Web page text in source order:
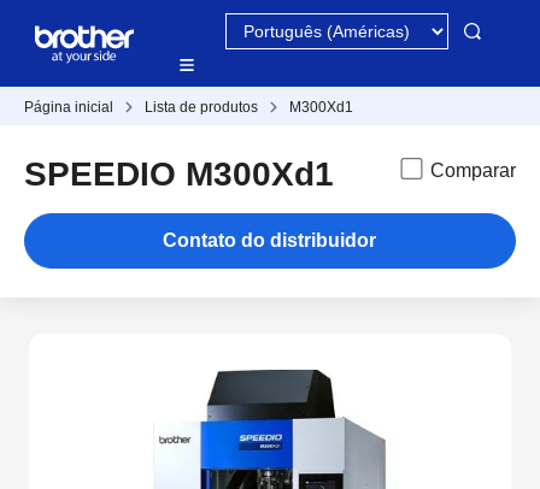
Página inicial Lista de produtos M300Xd1
SPEEDIO M300Xd1 Comparar
Contato do distribuidor